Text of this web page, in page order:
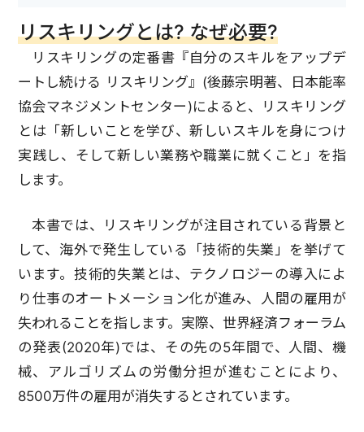
リスキリングとは? なぜ必要?
リスキリングの定番書『自分のスキルをアップデ
ートし続ける リスキリング』(後藤宗明著、日本能率
協会マネジメントセンター)によると、リスキリング
とは「新しいことを学び、新しいスキルを身につけ
実践し、そして新しい業務や職業に就くこと」を指
します。
本書では、リスキリングが注目されている背景と
して、海外で発生している「技術的失業」を挙げて
います。技術的失業とは、テクノロジーの導入によ
り仕事のオートメーション化が進み、人間の雇用が
失われることを指します。実際、世界経済フォーラム
の発表(2020年)では、その先の5年間で、人間、機
械、アルゴリズムの労働分担が進むことにより、
8500万件の雇用が消失するとされています。